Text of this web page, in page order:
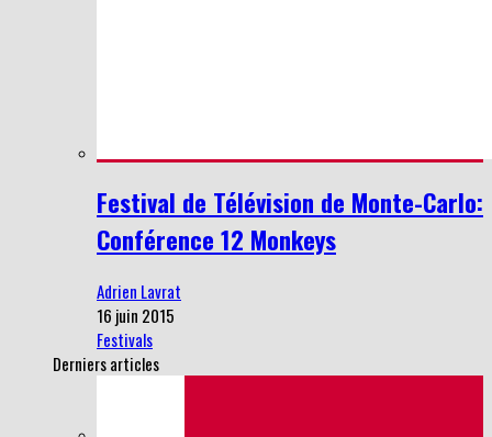
Festival de Télévision de Monte-Carlo:
Conférence 12 Monkeys
Adrien Lavrat
16 juin 2015
Festivals
Derniers articles